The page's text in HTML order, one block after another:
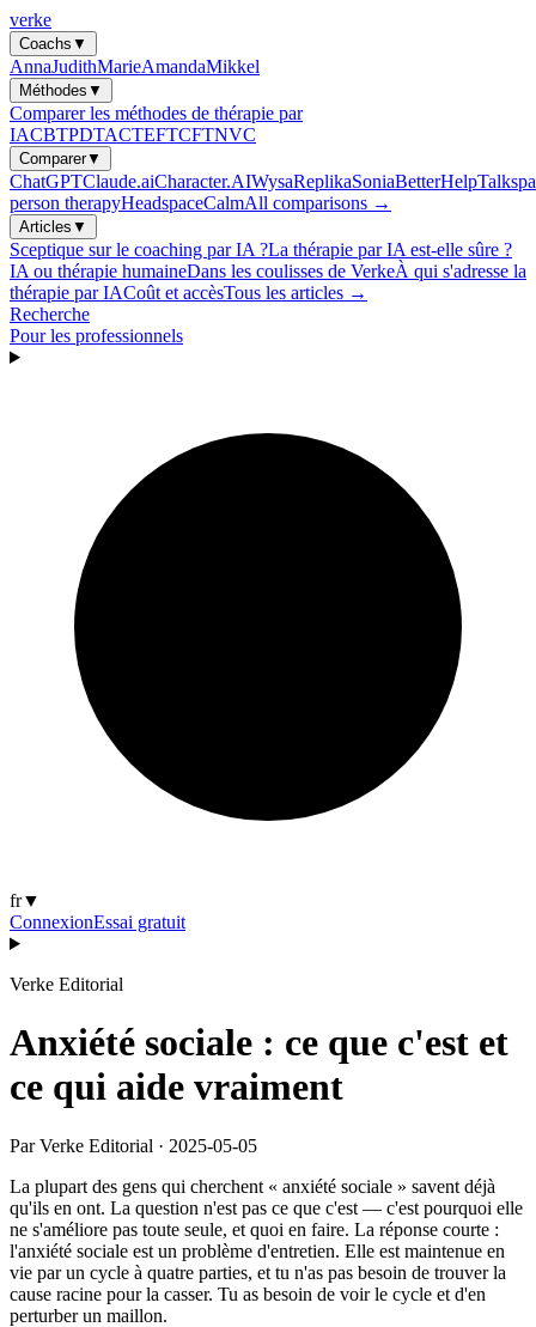
verke
Coachs ▼
AnnaJudithMarieAmandaMikkel
Méthodes ▼
Comparer les méthodes de thérapie par
IACBTPDTACTEFTCFTNVC
Comparer▼
ChatGPTClaude.aiCharacter.AIWysaReplikaSoniaBetterHelp
person therapyHeadspaceCalmAll comparisons →
Articles ▼
Sceptique sur le coaching par IA ?La thérapie par IA est-elle sûre ?
IA ou thérapie humaineDans les coulisses de VerkeÀ qui s'adresse la
thérapie par IACoût et accèsTous les articles →
Recherche
Pour les professionnels
fr▼
ConnexionEssai gratuit
Verke Editorial
Anxiété sociale : ce que c'est et
ce qui aide vraiment
Par Verke Editorial · 2025-05-05
La plupart des gens qui cherchent « anxiété sociale » savent déjà
qu'ils en ont. La question n'est pas ce que c'est — c'est pourquoi elle
ne s'améliore pas toute seule, et quoi en faire. La réponse courte :
l'anxiété sociale est un problème d'entretien. Elle est maintenue en
vie par un cycle à quatre parties, et tu n'as pas besoin de trouver la
cause racine pour la casser. Tu as besoin de voir le cycle et d'en
perturber un maillon.